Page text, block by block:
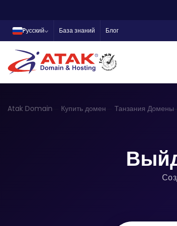
Pусский База знаний Блог
Atak Domain Купить домен Танзания Домены